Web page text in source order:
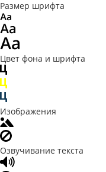
Размер шрифта
Цвет фона и шрифта
Изображения
Озвучивание текста